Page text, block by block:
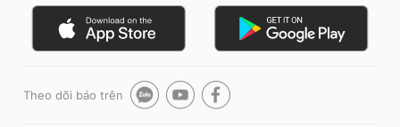
Theo dõi báo trên